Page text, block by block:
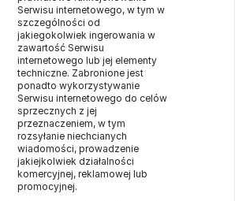
Serwisu internetowego, w tym w
szczególności od
jakiegokolwiek ingerowania w
zawartość Serwisu
internetowego lub jej elementy
techniczne. Zabronione jest
ponadto wykorzystywanie
Serwisu internetowego do celów
sprzecznych z jej
przeznaczeniem, w tym
rozsyłanie niechcianych
wiadomości, prowadzenie
jakiejkolwiek działalności
komercyjnej, reklamowej lub
promocyjnej.